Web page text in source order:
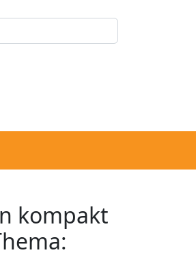
kompakt